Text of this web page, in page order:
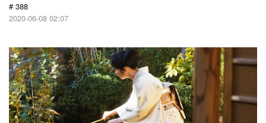
# 388
2020-06-08 02:07